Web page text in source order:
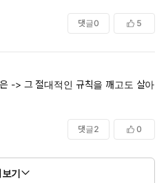
댓글0 5
-> 그 절대적인 규칙을 깨고도 살아
댓글2 0
보기